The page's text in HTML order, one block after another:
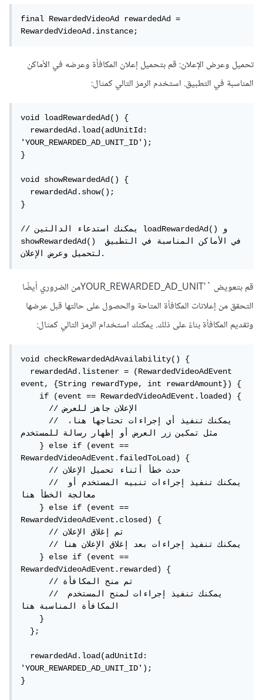
final RewardedVideoAd rewardedAd =
RewardedVideoAd.instance;
تحميل وعرض الإعلان: قم بتحميل إعلان المكافأة وعرضه في الأماكن
المناسبة في التطبيق. استخدم الرمز التالي كمثال:
void loadRewardedAd() {
  rewardedAd.load(adUnitId:
'YOUR_REWARDED_AD_UNIT_ID');
}
void showRewardedAd() {
  rewardedAd.show();
}
// يمكنك استدعاء الدالتين loadRewardedAd() و
showRewardedAd() في الأماكن المناسبة في التطبيق
لتحميل وعرض الإعلان.
قم بتعويض `'YOUR_REWARDED_AD_UNITمن الضروري أيضًا
التحقق من إعلانات المكافأة المتاحة والحصول على حالتها قبل عرضها
وتقديم المكافأة بناءً على ذلك. يمكنك استخدام الرمز التالي كمثال:
void checkRewardedAdAvailability() {
  rewardedAd.listener = (RewardedVideoAdEvent
event, {String rewardType, int rewardAmount}) {
    if (event == RewardedVideoAdEvent.loaded) {
      // الإعلان جاهز للعرض
      // يمكنك تنفيذ أي إجراءات تحتاجها هنا،
مثل تمكين زر العرض أو إظهار رسالة للمستخدم
    } else if (event ==
RewardedVideoAdEvent.failedToLoad) {
      // حدث خطأ أثناء تحميل الإعلان
      // يمكنك تنفيذ إجراءات تنبيه المستخدم أو
معالجة الخطأ هنا
    } else if (event ==
RewardedVideoAdEvent.closed) {
      // تم إغلاق الإعلان
      // يمكنك تنفيذ إجراءات بعد إغلاق الإعلان هنا
    } else if (event ==
RewardedVideoAdEvent.rewarded) {
      // تم منح المكافأة
      // يمكنك تنفيذ إجراءات لمنح المستخدم
المكافأة المناسبة هنا
    }
  };
  rewardedAd.load(adUnitId:
'YOUR_REWARDED_AD_UNIT_ID');
}